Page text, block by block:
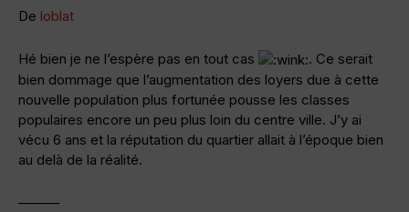
De loblat
Hé bien je ne l’espère pas en tout cas
. Ce serait
bien dommage que l’augmentation des loyers due à cette
nouvelle population plus fortunée pousse les classes
populaires encore un peu plus loin du centre ville. J’y ai
vécu 6 ans et la réputation du quartier allait à l’époque bien
au delà de la réalité.
———